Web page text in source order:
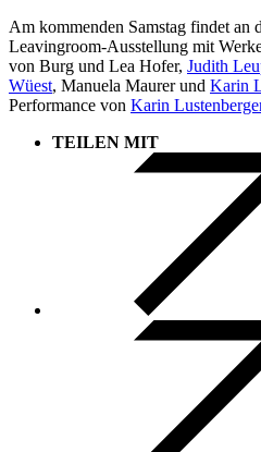
Am kommenden Samstag findet an
Leavingroom-Ausstellung mit
von Burg und Lea Hofer, Judith
Wüest, Manuela Maurer und Karin
Performance von Karin
TEILEN MIT